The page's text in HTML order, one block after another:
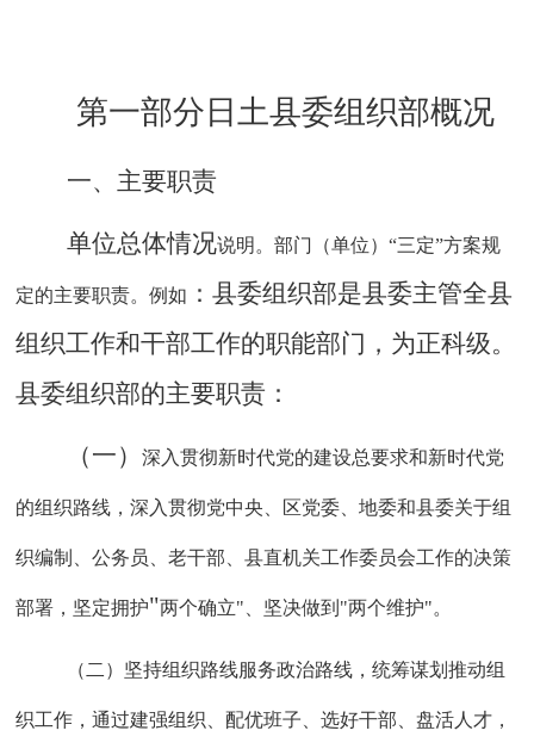
第一部分 日土县委组织部概况
一、主要职责
单位总体情况说明。部门（单位）“三定”方案规
定的主要职责。例如 ：县委组织部是县委主管全县
组织工作和干部工作的职能部门 ，为正科级。
县委组织部的主要职责：
（一）深入贯彻新时代党的建设总要求和新时代党
的组织路线，深入贯彻党中央、区党委、地委和县委关于组
织编制、公务员、老干部、县直机关工作委员会工作的决策
部署，坚定拥护"两个确立" 、坚决做到 "两个维护"。
（二）坚持组织路线服务政治路线，统筹谋划推动组
织工作，通过建强组织、配优班子、选好干部、盘活人才，